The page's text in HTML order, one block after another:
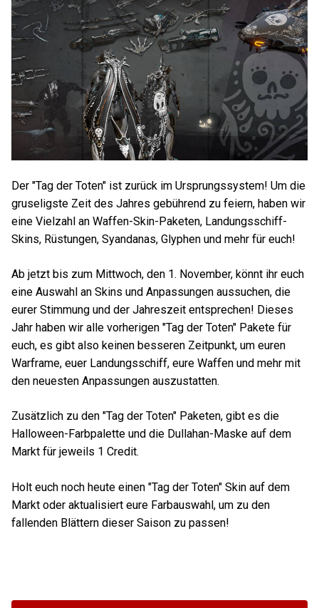
Der "Tag der Toten" ist zurück im Ursprungssystem! Um die
gruseligste Zeit des Jahres gebührend zu feiern, haben wir
eine Vielzahl an Waffen-Skin-Paketen, Landungsschiff-
Skins, Rüstungen, Syandanas, Glyphen und mehr für euch!
Ab jetzt bis zum Mittwoch, den 1. November, könnt ihr euch
eine Auswahl an Skins und Anpassungen aussuchen, die
eurer Stimmung und der Jahreszeit entsprechen! Dieses
Jahr haben wir alle vorherigen "Tag der Toten" Pakete für
euch, es gibt also keinen besseren Zeitpunkt, um euren
Warframe, euer Landungsschiff, eure Waffen und mehr mit
den neuesten Anpassungen auszustatten.
Zusätzlich zu den "Tag der Toten" Paketen, gibt es die
Halloween-Farbpalette und die Dullahan-Maske auf dem
Markt für jeweils 1 Credit.
Holt euch noch heute einen "Tag der Toten" Skin auf dem
Markt oder aktualisiert eure Farbauswahl, um zu den
fallenden Blättern dieser Saison zu passen!